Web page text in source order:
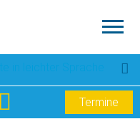
Termine